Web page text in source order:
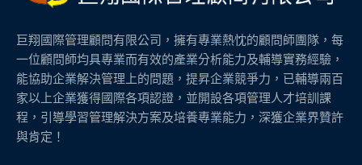
巨翔國際管理顧問有限公司，擁有專業熱忱的顧問師團隊，每
一位顧問師均具專業而有效的產業分析能力及輔導實務經驗，
能協助企業解決管理上的問題，提昇企業競爭力，已輔導兩百
家以上企業獲得國際各項認證，並開設各項管理人才培訓課
程，引導學習管理解決方案及培養專業能力，深獲企業界贊許
與肯定！